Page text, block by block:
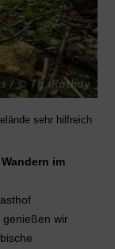
sehr hilfreich
im
genießen wir